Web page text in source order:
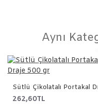
Aynı
262,60TL